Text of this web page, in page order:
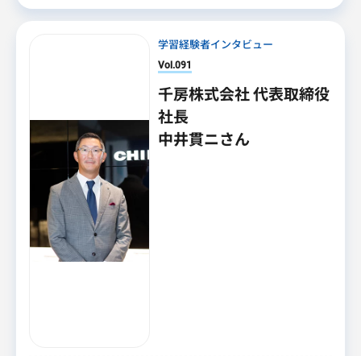
学習経験者インタビュー
Vol.091
千房株式会社 代表取締役
社長
中井貫ニさん